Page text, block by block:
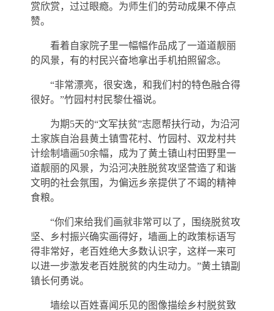
赏欣赏，过过眼瘾。为师生们的劳动成果不停点
赞。
看着自家院子里一幅幅作品成了一道道靓丽
的风景，有的村民兴奋地拿出手机拍照留念。
“非常漂亮，很安逸，和我们村的特色融合得
很好。”竹园村村民黎仕福说。
为期5天的“文军扶贫”志愿帮扶行动，为沿河
土家族自治县黄土镇雪花村、竹园村、双龙村共
计绘制墙画50余幅，成为了黄土镇山村田野里一
道靓丽的风景，为沿河决胜脱贫攻坚营造了和谐
文明的社会氛围，为偏远乡亲提供了不竭的精神
食粮。
“你们来给我们画就非常可以了，围绕脱贫攻
坚、乡村振兴确实画得好，墙画上的政策标语写
得非常好，老百姓绝大多数认识字，这样一来可
以进一步激发老百姓脱贫的内生动力。”黄土镇副
镇长何勇说。
墙绘以百姓喜闻乐见的图像描绘乡村脱贫致